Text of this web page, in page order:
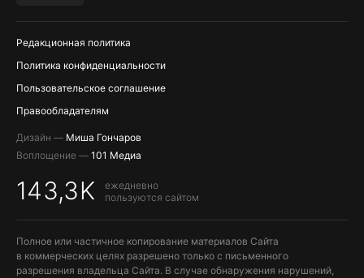
Редакционная политика
Политика конфиденциальности
Пользовательское соглашение
Правообладателям
Дизайн — Миша Гончаров
Воплощение — 101 Медиа
143,3K
ежедневно
пользуются сайтом
Полное или частичное копирование материалов Сайта
в коммерческих целях разрешено только с письменного
разрешения владельца Сайта. В случае обнаружения нарушений,